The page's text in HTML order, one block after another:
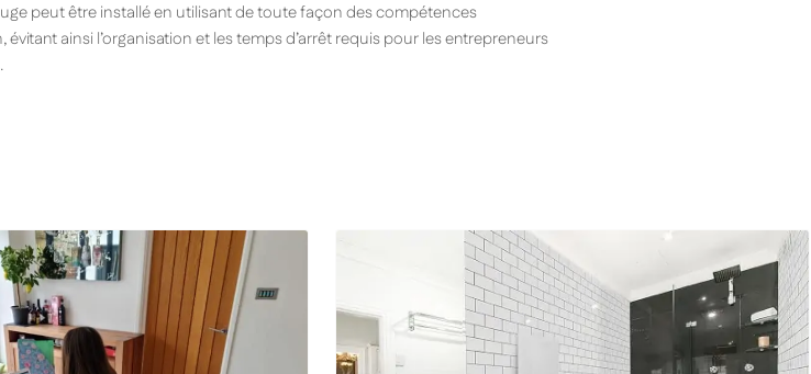
peut être installé en utilisant de toute façon des compétences
ainsi l’organisation et les temps d’arrêt requis pour les entrepreneurs